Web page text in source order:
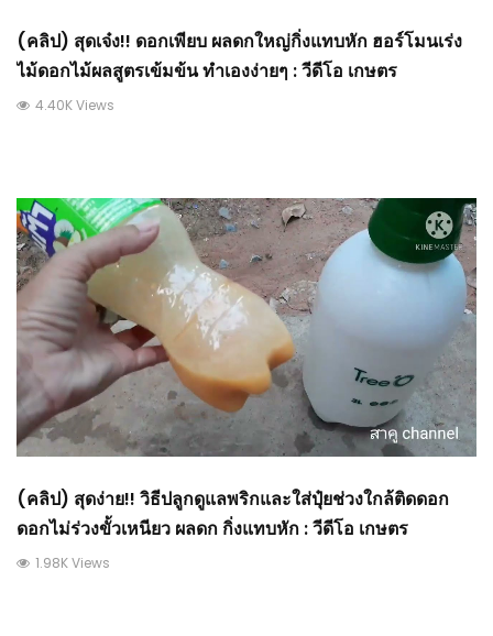
(คลิป) สุดเจ๋ง!! ดอกเพียบ ผลดกใหญ่กิ่งแทบหัก ฮอร์โมนเร่ง
ไม้ดอกไม้ผลสูตรเข้มข้น ทำเองง่ายๆ : วีดีโอ เกษตร
4.40K Views
(คลิป) สุดง่าย!! วิธีปลูกดูแลพริกและใส่ปุ๋ยช่วงใกล้ติดดอก
ดอกไม่ร่วงขั้วเหนียว ผลดก กิ่งแทบหัก : วีดีโอ เกษตร
1.98K Views